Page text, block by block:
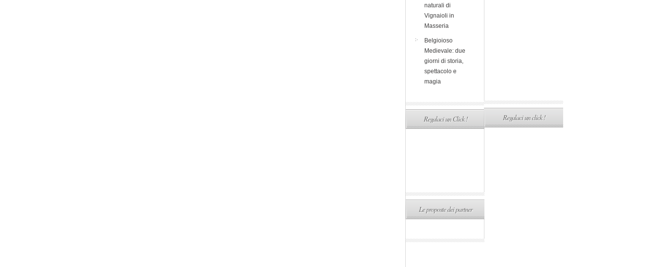
naturali di
Vignaioli in
Masseria
Belgioioso
Medievale: due
giorni di storia,
spettacolo e
magia
Regalaci un Click !
Le proposte dei partner
Regalaci un click !